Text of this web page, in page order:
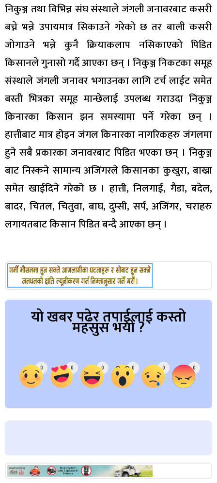
निकुञ्ज तथा विभिन्न संघ संस्थाले जंगली जनावरबाट कसरी
बच्ने भन्ने उपायमात्र सिकाउने गरेको छ तर बाली कसरी
जोगाउने भन्ने कुनै क्रियाकलाप नसिकाएको पिडित
किसानले गुनासो गर्दै आएका छन् । निकुञ्ज निकटका समूह
संस्थाले जंगली जनावर भगाउनका लागि टर्च लाईट समेत
बस्ती भित्रका समूह मान्छेलाई उपलब्ध गराउदा निकुञ्ज
किनारका किसान झन समस्यामा पर्ने गरेका छन् ।
हात्तीबाट मात्र होइन जंगल किनारका नागरिकहरु जंगलमा
हुने सबै प्रकारका जनावरबाट पिडित भएका छन् । निकुञ्ज
बाट निस्कने सामान्य अजिंगरले किसानका कुखुरा, बाख्रा
समेत खाईदिने गरेको छ । हात्ती, निलगाई, गैडा, बदेल,
बादर, चितल, चितुवा, बाघ, दुम्सी, सर्प, अजिंगर, चराहरु
लगायतबाट किसान पिडित बन्दै आएका छन् ।
यो खबर पढेर तपाईलाई कस्तो
महसुस भयो ?
0 0 0 0 0 0